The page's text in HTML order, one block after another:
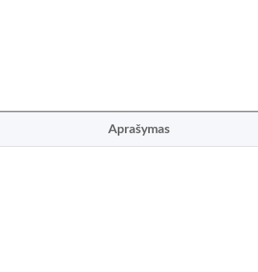
Aprašymas